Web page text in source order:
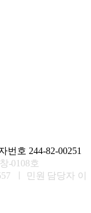
번호 244-82-00251
-0108호
ㅣ 민원 담당자 이